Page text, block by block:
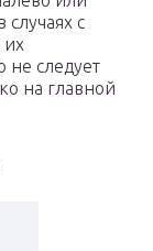
случаях с
их
не следует
на главной